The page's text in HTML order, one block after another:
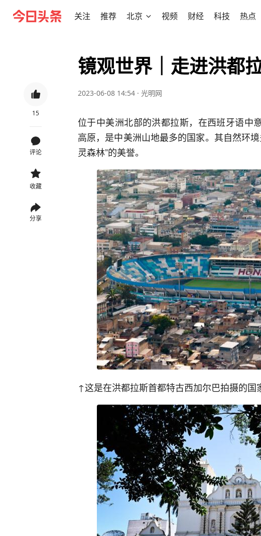
关注 推荐 北京 视频 财经 科技 热点
15
评论
收藏
分享
镜观世界｜走进洪都
2023-06-08 14:54 · 光明网
位于中美洲北部的洪都拉斯，在西班牙语中
高原，是中美洲山地最多的国家。其自然环
灵森林”的美誉。
↑这是在洪都拉斯首都特古西加尔巴拍摄的国